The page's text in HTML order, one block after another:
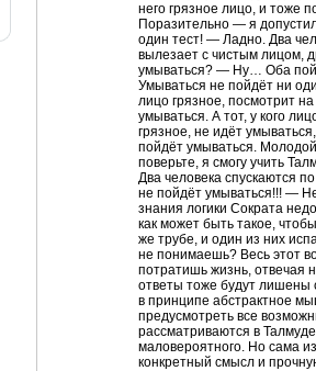
него грязное лицо, и тоже
Поразительно — я
один тест! — Ладно. Два
вылезает с чистым лицом,
умываться? — Ну… Оба
Умываться не пойдёт ни
лицо грязное, посмотрит
умываться. А тот, у кого
грязное, не идёт
пойдёт умываться.
поверьте, я смогу учить
Два человека спускаются
не пойдёт умываться!!! —
знания логики Сократа
как может быть такое,
же трубе, и один из них
не понимаешь? Весь этот
потратишь жизнь, отвечая
ответы тоже будут лишены
в принципе абстрактное
предусмотреть все
рассматриваются в
маловероятного. Но сама
конкретный смысл и